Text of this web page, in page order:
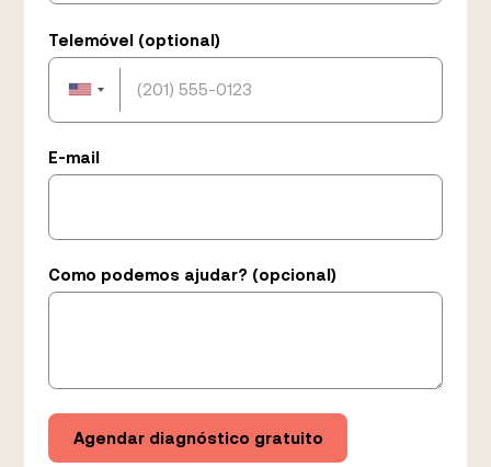
Telemóvel (optional)
E-mail
Como podemos ajudar? (opcional)